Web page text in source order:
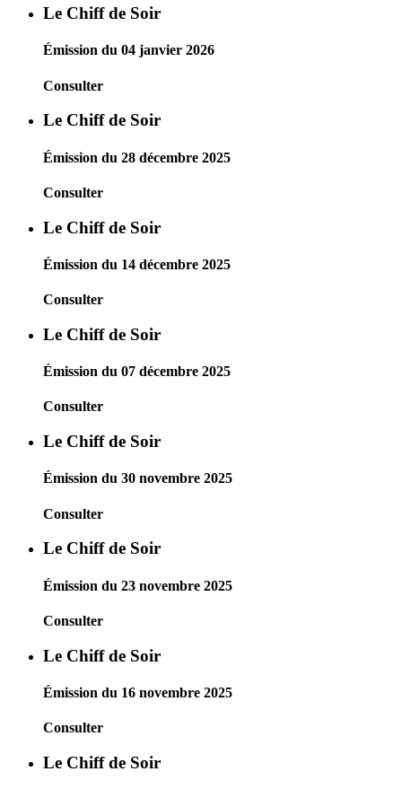
Le Chiff de Soir
Émission du 04 janvier 2026
Consulter
Le Chiff de Soir
Émission du 28 décembre 2025
Consulter
Le Chiff de Soir
Émission du 14 décembre 2025
Consulter
Le Chiff de Soir
Émission du 07 décembre 2025
Consulter
Le Chiff de Soir
Émission du 30 novembre 2025
Consulter
Le Chiff de Soir
Émission du 23 novembre 2025
Consulter
Le Chiff de Soir
Émission du 16 novembre 2025
Consulter
Le Chiff de Soir